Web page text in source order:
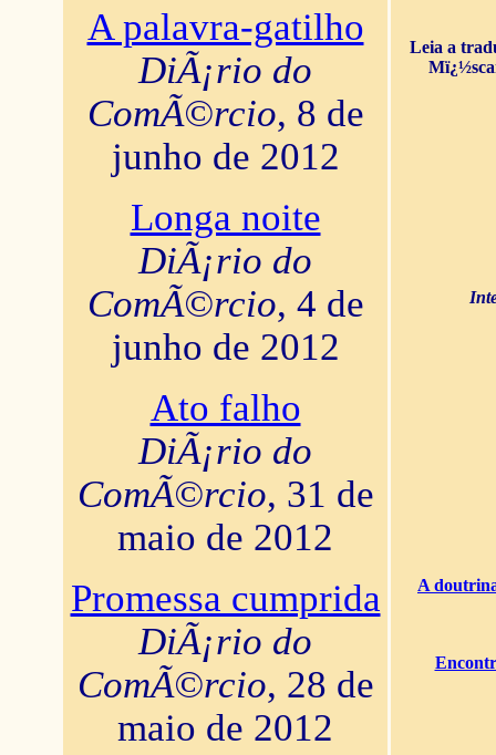
A palavra-gatilho
DiÃ¡rio do
ComÃ©rcio, 8 de
junho de 2012
Longa noite
DiÃ¡rio do
ComÃ©rcio, 4 de
junho de 2012
Ato falho
DiÃ¡rio do
ComÃ©rcio, 31 de
maio de 2012
Promessa cumprida
DiÃ¡rio do
ComÃ©rcio, 28 de
maio de 2012
Leia a
A